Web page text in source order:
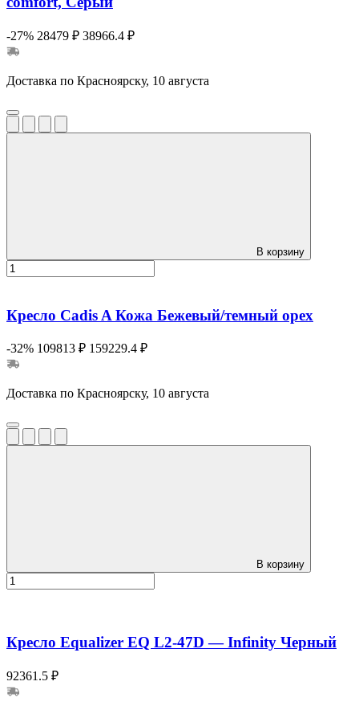
-27% 28479 ₽ 38966.4 ₽
Доставка по Красноярску, 10 августа
В корзину
Кресло Cadis A Кожа Бежевый/темный орех
-32% 109813 ₽ 159229.4 ₽
Доставка по Красноярску, 10 августа
В корзину
Кресло Equalizer EQ L2-47D — Infinity Черный
92361.5 ₽